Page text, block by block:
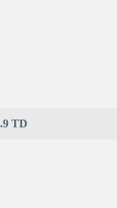
TD